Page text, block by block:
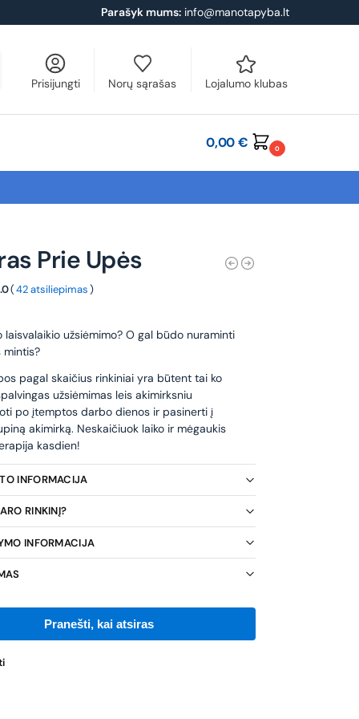
Parašyk mums: info@manotapyba.lt
Prisijungti Norų sąrašas Lojalumo klubas
0,00€ 0
Prie Upės
(42 atsiliepimas)
laisvalaikio užsiėmimo? O gal būdo nuraminti
mintis?
pagal skaičius rinkiniai yra būtent tai ko
užsiėmimas leis akimirksniu
po įtemptos darbo dienos ir pasinerti į
akimirką. Neskaičiuok laiko ir mėgaukis
kasdien!
INFORMACIJA
RINKINĮ?
INFORMACIJA